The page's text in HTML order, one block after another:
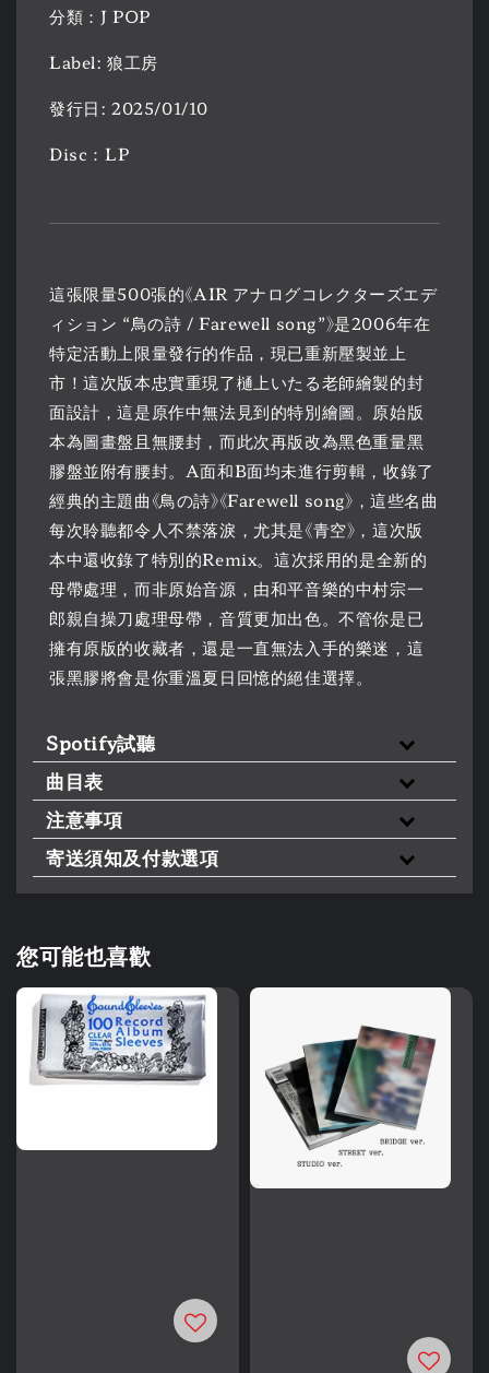
分類：J POP
Label: 狼工房
發行日: 2025/01/10
Disc：LP
這張限量500張的《AIR アナログコレクターズエデ
ィション “鳥の詩 / Farewell song”》是2006年在
特定活動上限量發行的作品，現已重新壓製並上
市！這次版本忠實重現了樋上いたる老師繪製的封
面設計，這是原作中無法見到的特別繪圖。原始版
本為圖畫盤且無腰封，而此次再版改為黑色重量黑
膠盤並附有腰封。A面和B面均未進行剪輯，收錄了
經典的主題曲《鳥の詩》《Farewell song》，這些名曲
每次聆聽都令人不禁落淚，尤其是《青空》，這次版
本中還收錄了特別的Remix。這次採用的是全新的
母帶處理，而非原始音源，由和平音樂的中村宗一
郎親自操刀處理母帶，音質更加出色。不管你是已
擁有原版的收藏者，還是一直無法入手的樂迷，這
張黑膠將會是你重溫夏日回憶的絕佳選擇。
Spotify試聽
曲目表
注意事項
寄送須知及付款選項
您可能也喜歡